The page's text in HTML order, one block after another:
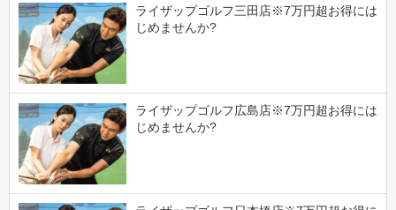
ライザップゴルフ三田店※7万円超お得には
じめませんか?
ライザップゴルフ広島店※7万円超お得には
じめませんか?